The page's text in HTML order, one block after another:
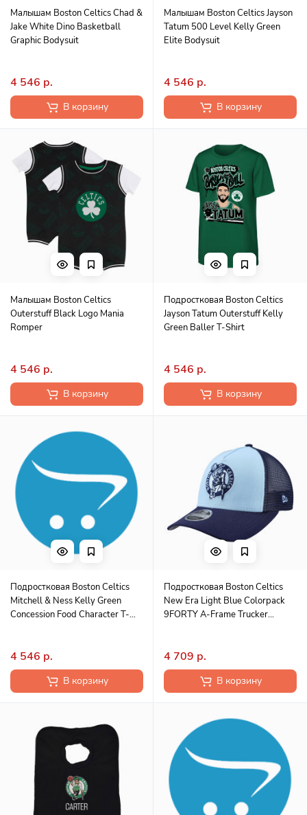
Малышам Boston Celtics Chad &
Jake White Dino Basketball
Graphic Bodysuit
4 546 р.
В корзину
Малышам Boston Celtics Jayson
Tatum 500 Level Kelly Green
Elite Bodysuit
4 546 р.
В корзину
Малышам Boston Celtics
Outerstuff Black Logo Mania
Romper
4 546 р.
В корзину
Подростковая Boston Celtics
Jayson Tatum Outerstuff Kelly
Green Baller T-Shirt
4 546 р.
В корзину
Подростковая Boston Celtics
Mitchell & Ness Kelly Green
Concession Food Character T-
4 546 р.
В корзину
Подростковая Boston Celtics
New Era Light Blue Colorpack
9FORTY A-Frame Trucker
4 709 р.
В корзину